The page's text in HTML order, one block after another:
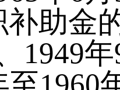
补助金
年9